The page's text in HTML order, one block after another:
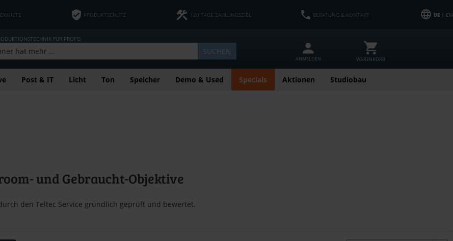
PRODUKTSCHUTZ 120 TAGE ZAHLUNGSZIEL BERATUNG & KONTAKT DE| EN
FÜR PROFIS
SUCHEN
ANMELDEN WARENKORB
Post & IT Licht Ton Speicher Demo & Used Specials Aktionen Studiobau
und Gebraucht-Objektive
den Teltec Service gründlich geprüft und bewertet.